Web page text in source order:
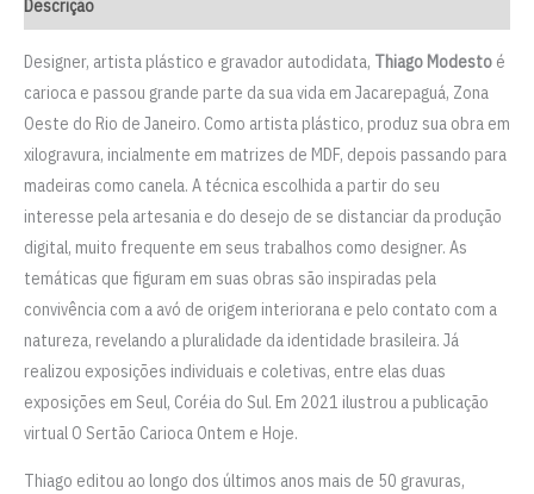
Modesto
Descrição
Designer, artista plástico e gravador autodidata, Thiago Modesto é
carioca e passou grande parte da sua vida em Jacarepaguá, Zona
Oeste do Rio de Janeiro. Como artista plástico, produz sua obra em
xilogravura, incialmente em matrizes de MDF, depois passando para
madeiras como canela. A técnica escolhida a partir do seu
interesse pela artesania e do desejo de se distanciar da produção
digital, muito frequente em seus trabalhos como designer. As
temáticas que figuram em suas obras são inspiradas pela
convivência com a avó de origem interiorana e pelo contato com a
natureza, revelando a pluralidade da identidade brasileira. Já
realizou exposições individuais e coletivas, entre elas duas
exposições em Seul, Coréia do Sul. Em 2021 ilustrou a publicação
virtual O Sertão Carioca Ontem e Hoje.
Thiago editou ao longo dos últimos anos mais de 50 gravuras,